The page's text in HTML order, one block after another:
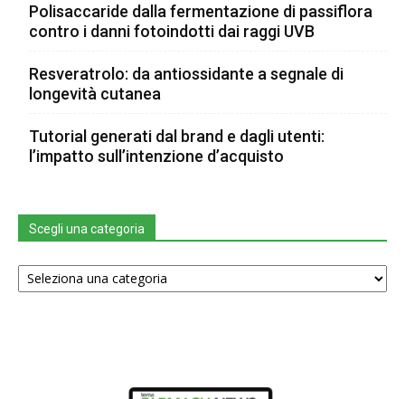
Polisaccaride dalla fermentazione di passiflora
contro i danni fotoindotti dai raggi UVB
Resveratrolo: da antiossidante a segnale di
longevità cutanea
Tutorial generati dal brand e dagli utenti:
l’impatto sull’intenzione d’acquisto
Scegli una categoria
Scegli
una